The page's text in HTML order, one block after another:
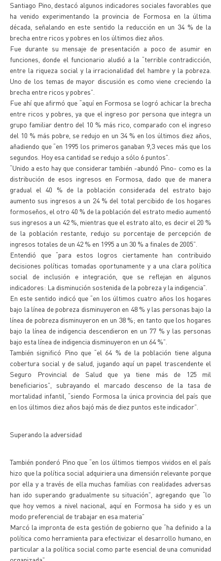
Santiago Pino, destacó algunos indicadores sociales favorables que
ha venido experimentando la provincia de Formosa en la última
década, señalando en este sentido la reducción en un 34 % de la
brecha entre ricos y pobres en los últimos diez años.
Fue durante su mensaje de presentación a poco de asumir en
funciones, donde el funcionario aludió a la “terrible contradicción,
entre la riqueza social y la irracionalidad del hambre y la pobreza.
Uno de los temas de mayor discusión es como viene creciendo la
brecha entre ricos y pobres”.
Fue ahí que afirmó que “aquí en Formosa se logró achicar la brecha
entre ricos y pobres, ya que el ingreso por persona que integra un
grupo familiar dentro del 10 % más rico, comparado con el ingreso
del 10 % más pobre, se redujo en un 34 % en los últimos diez años,
añadiendo que “en 1995 los primeros ganaban 9,3 veces más que los
segundos. Hoy esa cantidad se redujo a sólo 6 puntos”.
“Unido a esto hay que considerar también -abundó Pino- como es la
distribución de esos ingresos en Formosa, dado que de manera
gradual el 40 % de la población considerada del estrato bajo
aumento sus ingresos a un 24 % del total percibido de los hogares
formoseños, el otro 40 % de la población del estrato medio aumentó
sus ingresos a un 42 %, mientras que el estrato alto, es decir el 20 %
de la población restante, redujo su porcentaje de percepción de
ingresos totales de un 42 % en 1995 a un 30 % a finales de 2005”.
Entendió que “para estos logros ciertamente han contribuido
decisiones políticas tomadas oportunamente y a una clara política
social de inclusión e integración, que se reflejan en algunos
indicadores: La disminución sostenida de la pobreza y la indigencia”.
En este sentido indicó que “en los últimos cuatro años los hogares
bajo la línea de pobreza disminuyeron en 48 % y las personas bajo la
línea de pobreza disminuyeron en un 38 %; en tanto que los hogares
bajo la línea de indigencia descendieron en un 77 % y las personas
bajo esta línea de indigencia disminuyeron en un 64 %”.
También significó Pino que “el 64 % de la población tiene alguna
cobertura social y de salud, jugando aquí un papel trascendente el
Seguro Provincial de Salud que ya tiene más de 125 mil
beneficiarios”, subrayando el marcado descenso de la tasa de
mortalidad infantil, “siendo Formosa la única provincia del país que
en los últimos diez años bajó más de diez puntos este indicador”.
Superando la adversidad
También ponderó Pino que “en los últimos tiempos vividos en el país
hizo que la política social adquiriera una dimensión relevante porque
por ella y a través de ella muchas familias con realidades adversas
han ido superando gradualmente su situación”, agregando que “lo
que hoy vemos a nivel nacional, aquí en Formosa ha sido y es un
modo preferencial de trabajar en esa materia”
Marcó la impronta de esta gestión de gobierno que “ha definido a la
política como herramienta para efectivizar el desarrollo humano, en
particular a la política social como parte esencial de una comunidad